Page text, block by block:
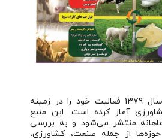
ماهنامه دامپرور، از سال 1379 فعالیت خود را در زمینه
آغاز کرده است. این منبع
منتشر می‌شود و به بررسی
از جمله صنعت، کشاورزی،